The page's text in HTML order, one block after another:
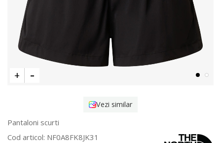
Vezi similar
Pantaloni scurti
Cod articol: NF0A8FK8JK31